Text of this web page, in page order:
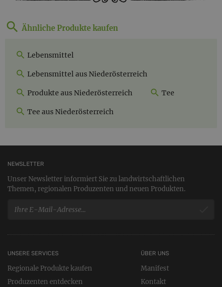
Ähnliche Produkte kaufen
Lebensmittel
Lebensmittel aus Niederösterreich
Produkte aus Niederösterreich Tee
Tee aus Niederösterreich
NEWSLETTER
Unser Newsletter informiert Sie zu landwirtschaftlichen
Themen, regionalen Produzenten und neuen Produkten.
UNSERE SERVICES
Regionale Produkte kaufen
Produzenten entdecken
ÜBER UNS
Manifest
Kontakt